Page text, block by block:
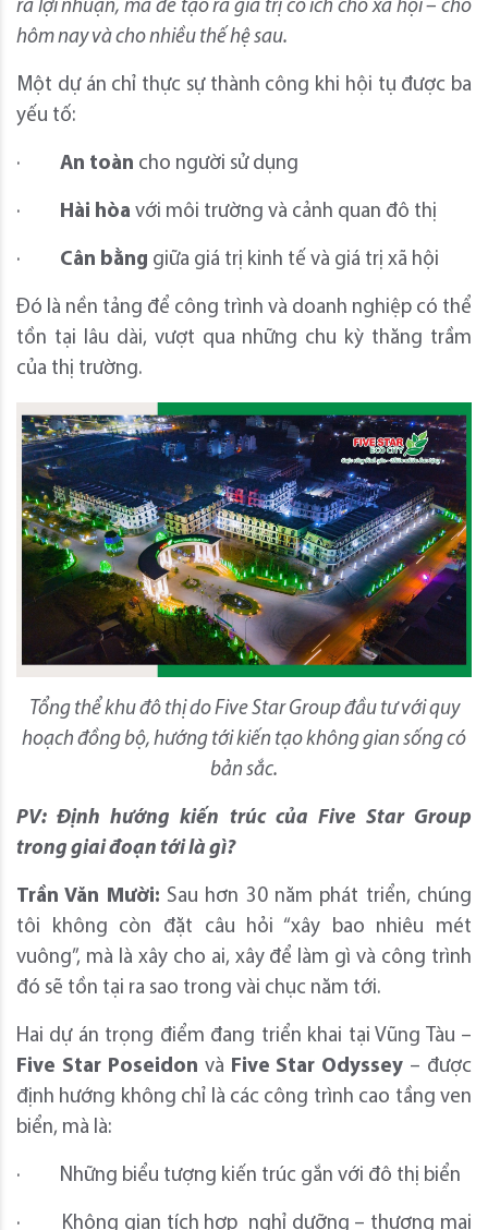
ra lợi nhuận, mà để tạo ra giá trị có ích cho xã hội – cho
hôm nay và cho nhiều thế hệ sau.
Một dự án chỉ thực sự thành công khi hội tụ được ba
yếu tố:
· An toàn cho người sử dụng
· Hài hòa với môi trường và cảnh quan đô thị
· Cân bằng giữa giá trị kinh tế và giá trị xã hội
Đó là nền tảng để công trình và doanh nghiệp có thể
tồn tại lâu dài, vượt qua những chu kỳ thăng trầm
của thị trường.
Tổng thể khu đô thị do Five Star Group đầu tư với quy
hoạch đồng bộ, hướng tới kiến tạo không gian sống có
bản sắc.
PV: Định hướng kiến trúc của Five Star Group
trong giai đoạn tới là gì?
Trần Văn Mười: Sau hơn 30 năm phát triển, chúng
tôi không còn đặt câu hỏi “xây bao nhiêu mét
vuông”, mà là xây cho ai, xây để làm gì và công trình
đó sẽ tồn tại ra sao trong vài chục năm tới.
Hai dự án trọng điểm đang triển khai tại Vũng Tàu –
Five Star Poseidon và Five Star Odyssey – được
định hướng không chỉ là các công trình cao tầng ven
biển, mà là:
· Những biểu tượng kiến trúc gắn với đô thị biển
· Không gian tích hợp nghỉ dưỡng – thương mại